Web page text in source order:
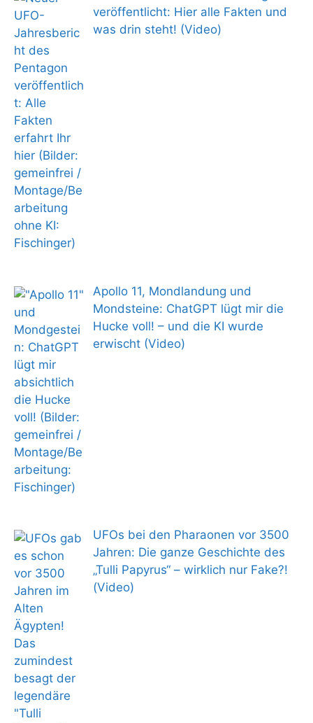
veröffentlicht: Hier alle Fakten und
was drin steht! (Video)
Apollo 11, Mondlandung und
Mondsteine: ChatGPT lügt mir die
Hucke voll! – und die KI wurde
erwischt (Video)
UFOs bei den Pharaonen vor 3500
Jahren: Die ganze Geschichte des
„Tulli Papyrus“ – wirklich nur Fake?!
(Video)